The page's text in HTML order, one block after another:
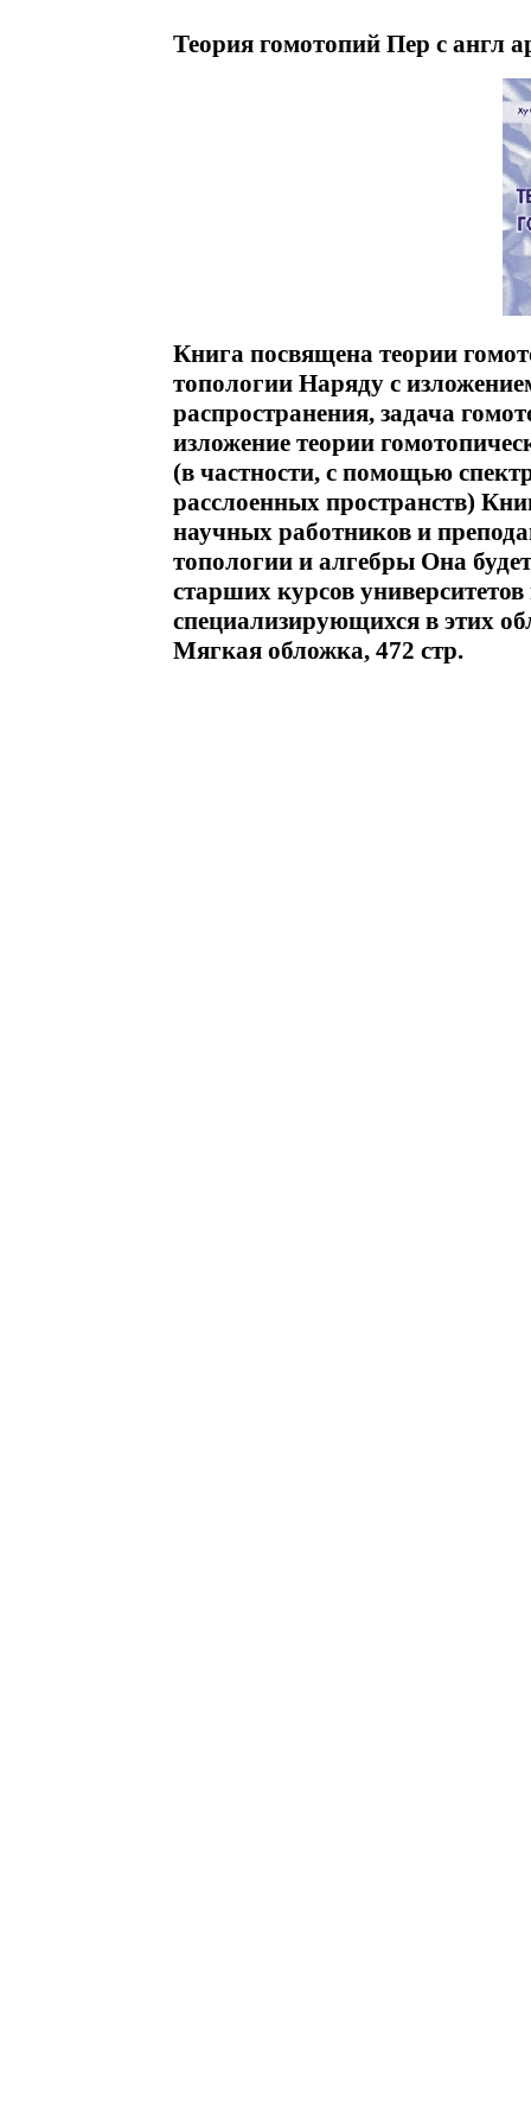
Теория гомотопий Пер с англ
Книга посвящена теории
топологии Наряду с
распространения, задача
изложение теории
(в частности, с помощью
расслоенных пространств)
научных работников и
топологии и алгебры Она
старших курсов
специализирующихся в этих
Мягкая обложка, 472 стр.